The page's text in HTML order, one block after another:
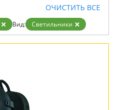
ОЧИСТИТЬ ВСЕ
Вид: Светильники